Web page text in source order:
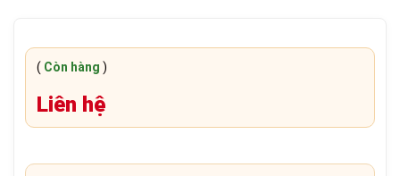
( Còn hàng )
Liên hệ